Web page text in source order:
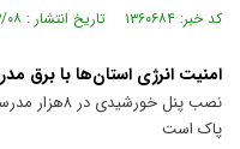
کد خبر: ۱۳۶۰۶۸۴ تاریخ انتشار : ۱۴۰۵/۰۳/۰۸
امنیت انرژی استان‌ها با برق
نصب پنل
پاک است